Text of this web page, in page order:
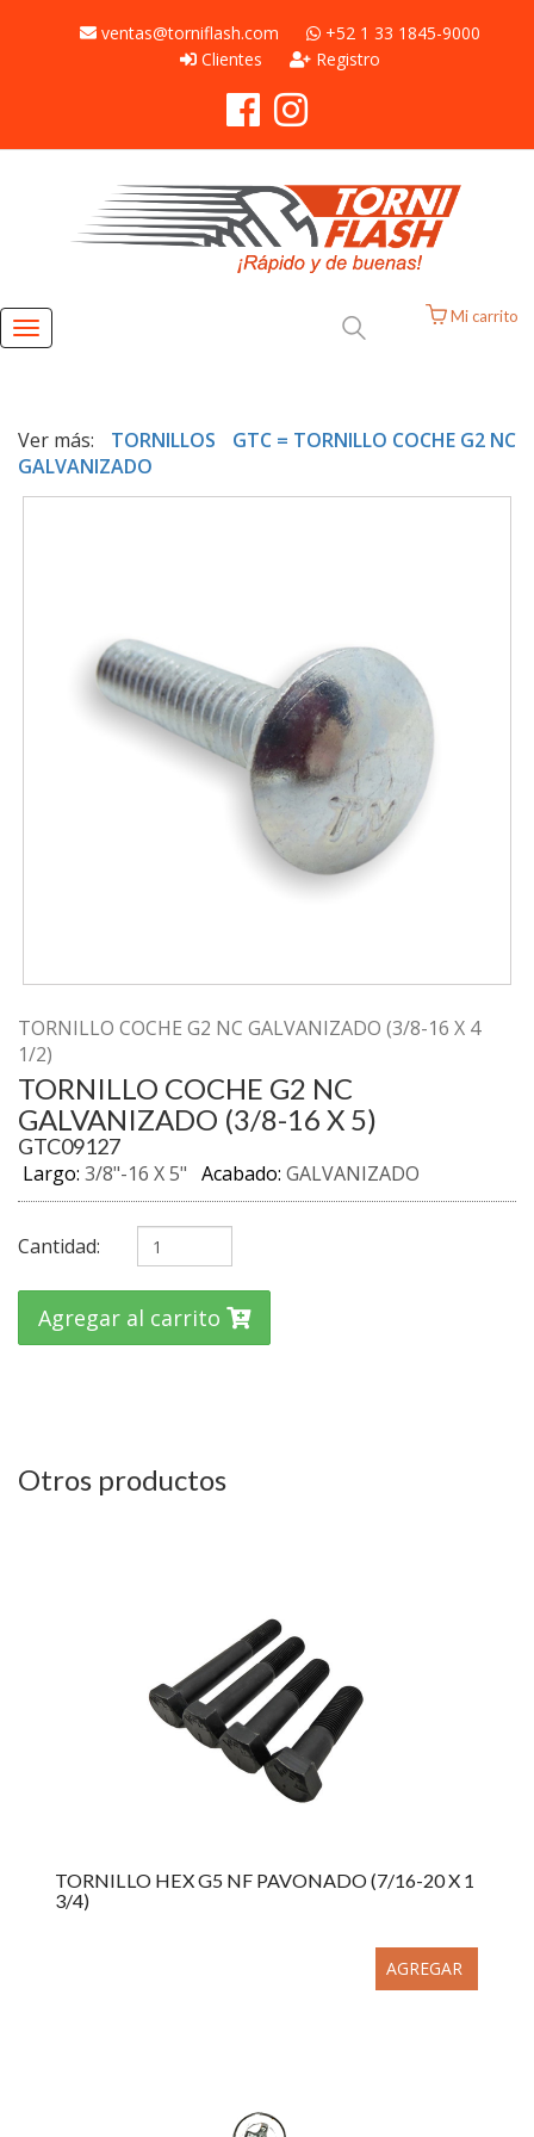
ventas@torniflash.com
+52 1 33 1845-9000
Clientes
Registro
Toggle
Mi carrito
Ver más: TORNILLOS
GTC = TORNILLO COCHE G2 NC
GALVANIZADO
TORNILLO COCHE G2 NC GALVANIZADO (3/8-16 X 4
1/2)
TORNILLO COCHE G2 NC
GALVANIZADO (3/8-16 X 5)
GTC09127
Largo: 3/8"-16 X 5" Acabado: GALVANIZADO
Cantidad:
Agregar al carrito
Otros productos
TORNILLO HEX G5 NF PAVONADO (7/16-20 X 1
3/4)
AGREGAR